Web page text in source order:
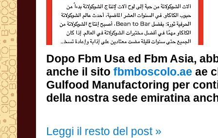
Dopo Fbm Usa ed Fbm Asia,
anche il sito fbmboscolo.ae ae
Gulfood
della nostra sede emiratina
Leggi il resto del post »